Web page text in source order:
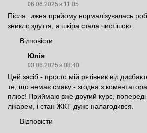
06.06.2025 в 11:05
Після тижня прийому нормалізувалась
зникло здуття, а шкіра стала чистішою.
Відповісти
Юлія
03.06.2025 в 08:40
Цей засіб - просто мій рятівник від
те, що немає смаку - згодна з
плюс! Приймаю вже другий курс,
лікарем, і стан ЖКТ дуже налагодився.
Відповісти